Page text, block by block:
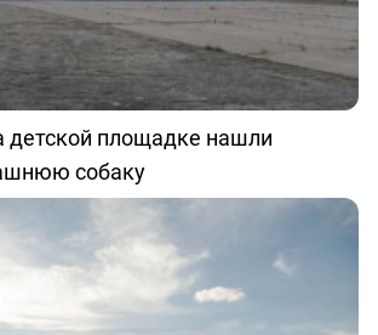
детской площадке нашли
собаку